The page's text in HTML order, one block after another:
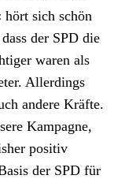
hört sich schön
der SPD die
waren als
Allerdings
andere Kräfte.
Kampagne,
positiv
der SPD für